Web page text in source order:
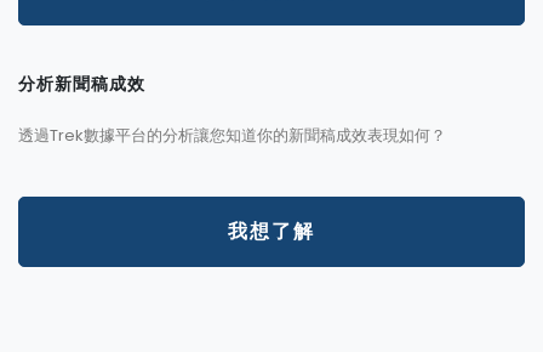
分析新聞稿成效
透過Trek數據平台的分析讓您知道你的新聞稿成效表現如何？
我想了解